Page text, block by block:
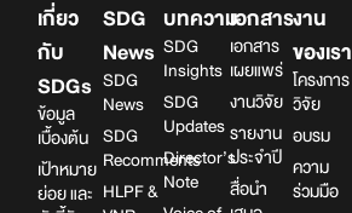
เกี่ยว
กับ
SDGs
ข้อมูล
เบื้องต้น
เป้าหมาย
ย่อย และ
SDG
News
SDG
News
SDG
Recomments
HLPF &
บทความ
SDG
Insights
SDG
Updates
Director’s
Note
เอกสาร
เอกสาร
เผยแพร่
งานวิจัย
รายงาน
ประจำปี
สื่อนำ
งาน
ของเรา
โครงการ
วิจัย
อบรม
ความ
ร่วมมือ